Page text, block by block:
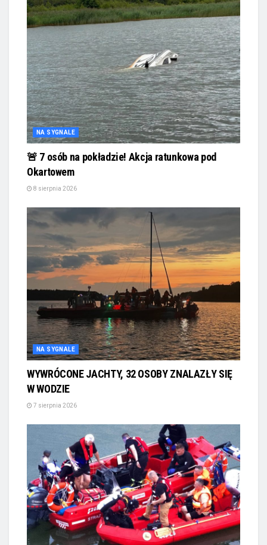
NA SYGNALE
🚨 7 osób na pokładzie! Akcja ratunkowa pod
Okartowem
8 sierpnia 2026
NA SYGNALE
WYWRÓCONE JACHTY, 32 OSOBY ZNALAZŁY SIĘ
W WODZIE
7 sierpnia 2026